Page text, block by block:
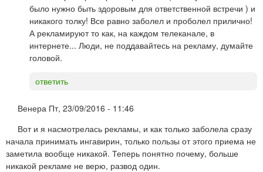
было нужно быть здоровым для ответственной встречи ) и
никакого толку! Все равно заболел и проболел прилично!
А рекламируют то как, на каждом телеканале, в
интернете... Люди, не поддавайтесь на рекламу, думайте
головой.
ответить
Венера Пт, 23/09/2016 - 11:46
Вот и я насмотрелась рекламы, и как только заболела сразу
начала принимать ингавирин, только пользы от этого приема не
заметила вообще никакой. Теперь понятно почему, больше
никакой рекламе не верю, развод один.